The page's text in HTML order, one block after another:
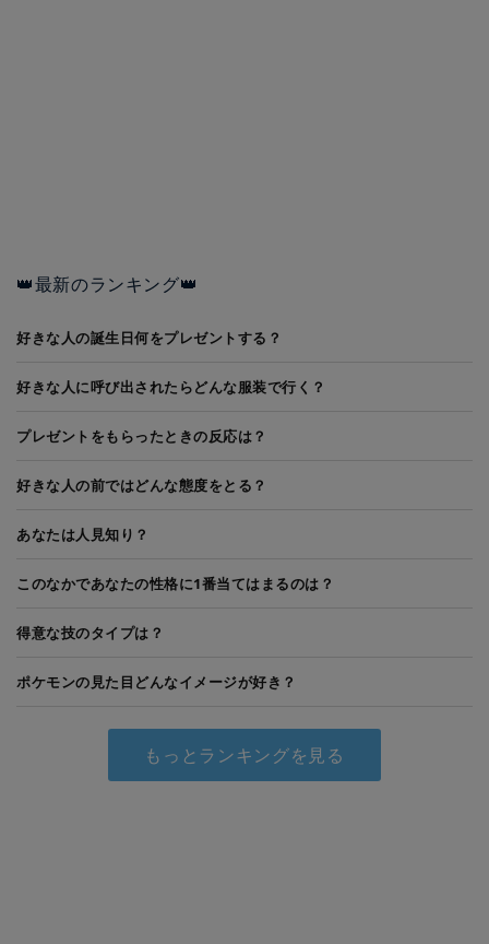
👑最新のランキング👑
好きな人の誕生日何をプレゼントする？
好きな人に呼び出されたらどんな服装で行く？
プレゼントをもらったときの反応は？
好きな人の前ではどんな態度をとる？
あなたは人見知り？
このなかであなたの性格に1番当てはまるのは？
得意な技のタイプは？
ポケモンの見た目どんなイメージが好き？
もっとランキングを見る